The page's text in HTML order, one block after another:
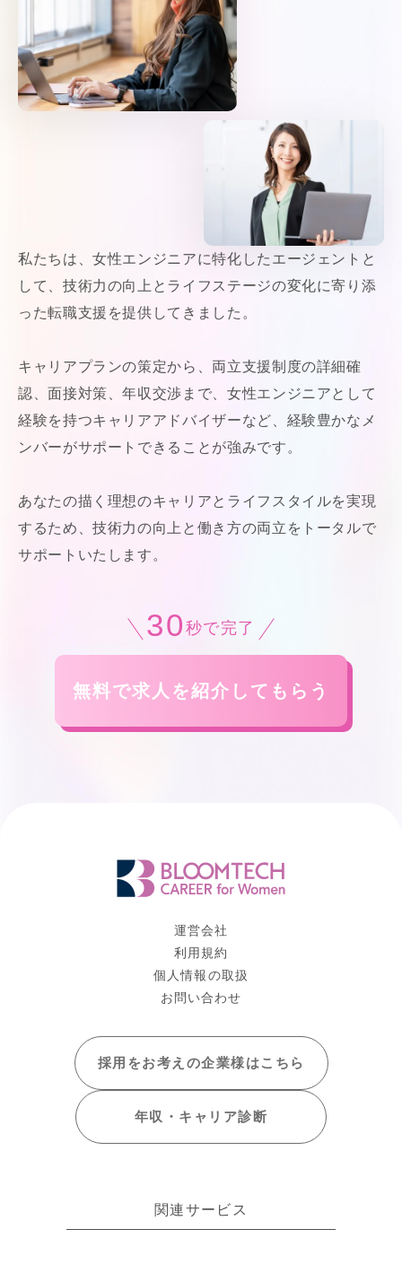
私たちは、女性エンジニアに特化したエージェントと
して、技術力の向上とライフステージの変化に寄り添
った転職支援を提供してきました。
キャリアプランの策定から、両立支援制度の詳細確
認、面接対策、年収交渉まで、女性エンジニアとして
経験を持つキャリアアドバイザーなど、経験豊かなメ
ンバーがサポートできることが強みです。
あなたの描く理想のキャリアとライフスタイルを実現
するため、技術力の向上と働き方の両立をトータルで
サポートいたします。
30 秒で完了
無料で求人を紹介してもらう
運営会社
利用規約
個人情報の取扱
お問い合わせ
採用をお考えの企業様はこちら
年収・キャリア診断
関連サービス